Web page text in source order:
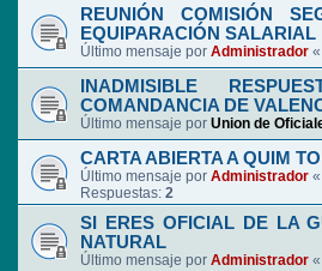
REUNIÓN COMISIÓN
EQUIPARACIÓN SALARIAL
Último mensaje por Administrador «
INADMISIBLE
COMANDANCIA DE
Último mensaje por Union de
CARTA ABIERTA A QUIM
Último mensaje por Administrador «
Respuestas: 2
SI ERES OFICIAL DE LA
NATURAL
Último mensaje por Administrador «